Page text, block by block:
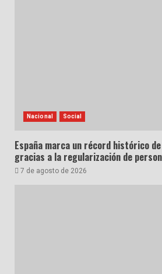
Nacional Social
España marca un récord histórico
gracias a la regularización de
7 de agosto de 2026